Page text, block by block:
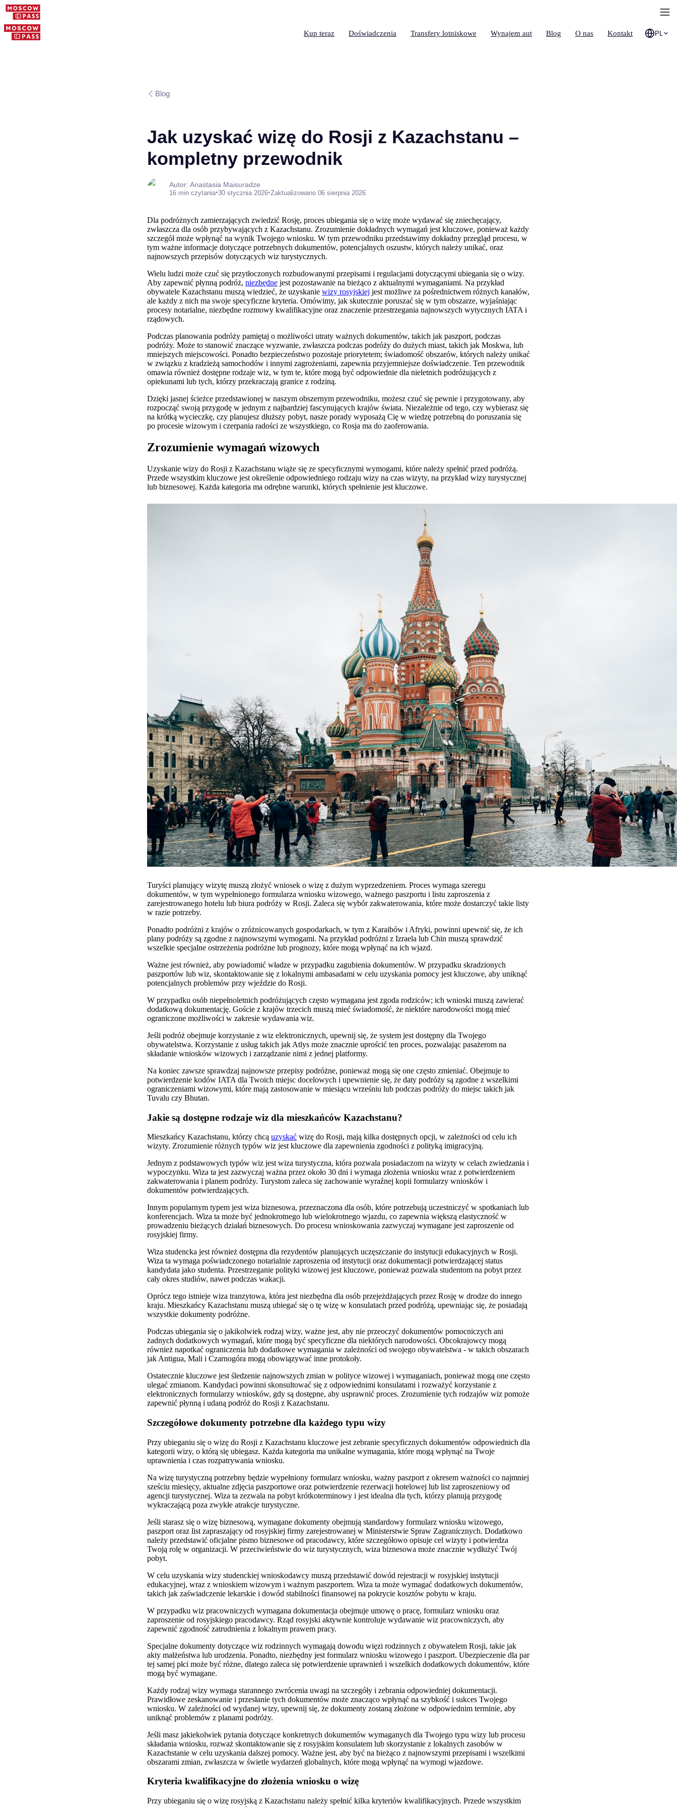
Kup teraz Doświadczenia Transfery lotniskowe Wynajem aut Blog O nas Kontakt PL
Blog
Jak uzyskać wizę do Rosji z Kazachstanu –
kompletny przewodnik
Autor: Anastasia Maisuradze
16 min czytania•30 stycznia 2026•Zaktualizowano 06 sierpnia 2026
Dla podróżnych zamierzających zwiedzić Rosję, proces ubiegania się o wizę może wydawać się zniechęcający,
zwłaszcza dla osób przybywających z Kazachstanu. Zrozumienie dokładnych wymagań jest kluczowe, ponieważ każdy
szczegół może wpłynąć na wynik Twojego wniosku. W tym przewodniku przedstawimy dokładny przegląd procesu, w
tym ważne informacje dotyczące potrzebnych dokumentów, potencjalnych oszustw, których należy unikać, oraz
najnowszych przepisów dotyczących wiz turystycznych.
Wielu ludzi może czuć się przytłoczonych rozbudowanymi przepisami i regulacjami dotyczącymi ubiegania się o wizy.
Aby zapewnić płynną podróż, niezbędne jest pozostawanie na bieżąco z aktualnymi wymaganiami. Na przykład
obywatele Kazachstanu muszą wiedzieć, że uzyskanie wizy rosyjskiej jest możliwe za pośrednictwem różnych kanałów,
ale każdy z nich ma swoje specyficzne kryteria. Omówimy, jak skutecznie poruszać się w tym obszarze, wyjaśniając
procesy notarialne, niezbędne rozmowy kwalifikacyjne oraz znaczenie przestrzegania najnowszych wytycznych IATA i
rządowych.
Podczas planowania podróży pamiętaj o możliwości utraty ważnych dokumentów, takich jak paszport, podczas
podróży. Może to stanowić znaczące wyzwanie, zwłaszcza podczas podróży do dużych miast, takich jak Moskwa, lub
mniejszych miejscowości. Ponadto bezpieczeństwo pozostaje priorytetem; świadomość obszarów, których należy unikać
w związku z kradzieżą samochodów i innymi zagrożeniami, zapewnia przyjemniejsze doświadczenie. Ten przewodnik
omawia również dostępne rodzaje wiz, w tym te, które mogą być odpowiednie dla nieletnich podróżujących z
opiekunami lub tych, którzy przekraczają granice z rodziną.
Dzięki jasnej ścieżce przedstawionej w naszym obszernym przewodniku, możesz czuć się pewnie i przygotowany, aby
rozpocząć swoją przygodę w jednym z najbardziej fascynujących krajów świata. Niezależnie od tego, czy wybierasz się
na krótką wycieczkę, czy planujesz dłuższy pobyt, nasze porady wyposażą Cię w wiedzę potrzebną do poruszania się
po procesie wizowym i czerpania radości ze wszystkiego, co Rosja ma do zaoferowania.
Zrozumienie wymagań wizowych
Uzyskanie wizy do Rosji z Kazachstanu wiąże się ze specyficznymi wymogami, które należy spełnić przed podróżą.
Przede wszystkim kluczowe jest określenie odpowiedniego rodzaju wizy na czas wizyty, na przykład wizy turystycznej
lub biznesowej. Każda kategoria ma odrębne warunki, których spełnienie jest kluczowe.
Turyści planujący wizytę muszą złożyć wniosek o wizę z dużym wyprzedzeniem. Proces wymaga szeregu
dokumentów, w tym wypełnionego formularza wniosku wizowego, ważnego paszportu i listu zaproszenia z
zarejestrowanego hotelu lub biura podróży w Rosji. Zaleca się wybór zakwaterowania, które może dostarczyć takie listy
w razie potrzeby.
Ponadto podróżni z krajów o zróżnicowanych gospodarkach, w tym z Karaibów i Afryki, powinni upewnić się, że ich
plany podróży są zgodne z najnowszymi wymogami. Na przykład podróżni z Izraela lub Chin muszą sprawdzić
wszelkie specjalne ostrzeżenia podróżne lub prognozy, które mogą wpłynąć na ich wjazd.
Ważne jest również, aby powiadomić władze w przypadku zagubienia dokumentów. W przypadku skradzionych
paszportów lub wiz, skontaktowanie się z lokalnymi ambasadami w celu uzyskania pomocy jest kluczowe, aby uniknąć
potencjalnych problemów przy wjeździe do Rosji.
W przypadku osób niepełnoletnich podróżujących często wymagana jest zgoda rodziców; ich wnioski muszą zawierać
dodatkową dokumentację. Goście z krajów trzecich muszą mieć świadomość, że niektóre narodowości mogą mieć
ograniczone możliwości w zakresie wydawania wiz.
Jeśli podróż obejmuje korzystanie z wiz elektronicznych, upewnij się, że system jest dostępny dla Twojego
obywatelstwa. Korzystanie z usług takich jak Atlys może znacznie uprościć ten proces, pozwalając pasażerom na
składanie wniosków wizowych i zarządzanie nimi z jednej platformy.
Na koniec zawsze sprawdzaj najnowsze przepisy podróżne, ponieważ mogą się one często zmieniać. Obejmuje to
potwierdzenie kodów IATA dla Twoich miejsc docelowych i upewnienie się, że daty podróży są zgodne z wszelkimi
ograniczeniami wizowymi, które mają zastosowanie w miesiącu wrześniu lub podczas podróży do miejsc takich jak
Tuvalu czy Bhutan.
Jakie są dostępne rodzaje wiz dla mieszkańców Kazachstanu?
Mieszkańcy Kazachstanu, którzy chcą uzyskać wizę do Rosji, mają kilka dostępnych opcji, w zależności od celu ich
wizyty. Zrozumienie różnych typów wiz jest kluczowe dla zapewnienia zgodności z polityką imigracyjną.
Jednym z podstawowych typów wiz jest wiza turystyczna, która pozwala posiadaczom na wizyty w celach zwiedzania i
wypoczynku. Wiza ta jest zazwyczaj ważna przez około 30 dni i wymaga złożenia wniosku wraz z potwierdzeniem
zakwaterowania i planem podróży. Turystom zaleca się zachowanie wyraźnej kopii formularzy wniosków i
dokumentów potwierdzających.
Innym popularnym typem jest wiza biznesowa, przeznaczona dla osób, które potrzebują uczestniczyć w spotkaniach lub
konferencjach. Wiza ta może być jednokrotnego lub wielokrotnego wjazdu, co zapewnia większą elastyczność w
prowadzeniu bieżących działań biznesowych. Do procesu wnioskowania zazwyczaj wymagane jest zaproszenie od
rosyjskiej firmy.
Wiza studencka jest również dostępna dla rezydentów planujących uczęszczanie do instytucji edukacyjnych w Rosji.
Wiza ta wymaga poświadczonego notarialnie zaproszenia od instytucji oraz dokumentacji potwierdzającej status
kandydata jako studenta. Przestrzeganie polityki wizowej jest kluczowe, ponieważ pozwala studentom na pobyt przez
cały okres studiów, nawet podczas wakacji.
Oprócz tego istnieje wiza tranzytowa, która jest niezbędna dla osób przejeżdżających przez Rosję w drodze do innego
kraju. Mieszkańcy Kazachstanu muszą ubiegać się o tę wizę w konsulatach przed podróżą, upewniając się, że posiadają
wszystkie dokumenty podróżne.
Podczas ubiegania się o jakikolwiek rodzaj wizy, ważne jest, aby nie przeoczyć dokumentów pomocniczych ani
żadnych dodatkowych wymagań, które mogą być specyficzne dla niektórych narodowości. Obcokrajowcy mogą
również napotkać ograniczenia lub dodatkowe wymagania w zależności od swojego obywatelstwa - w takich obszarach
jak Antigua, Mali i Czarnogóra mogą obowiązywać inne protokoły.
Ostatecznie kluczowe jest śledzenie najnowszych zmian w polityce wizowej i wymaganiach, ponieważ mogą one często
ulegać zmianom. Kandydaci powinni skonsultować się z odpowiednimi konsulatami i rozważyć korzystanie z
elektronicznych formularzy wniosków, gdy są dostępne, aby usprawnić proces. Zrozumienie tych rodzajów wiz pomoże
zapewnić płynną i udaną podróż do Rosji z Kazachstanu.
Szczegółowe dokumenty potrzebne dla każdego typu wizy
Przy ubieganiu się o wizę do Rosji z Kazachstanu kluczowe jest zebranie specyficznych dokumentów odpowiednich dla
kategorii wizy, o którą się ubiegasz. Każda kategoria ma unikalne wymagania, które mogą wpłynąć na Twoje
uprawnienia i czas rozpatrywania wniosku.
Na wizę turystyczną potrzebny będzie wypełniony formularz wniosku, ważny paszport z okresem ważności co najmniej
sześciu miesięcy, aktualne zdjęcia paszportowe oraz potwierdzenie rezerwacji hotelowej lub list zaproszeniowy od
agencji turystycznej. Wiza ta zezwala na pobyt krótkoterminowy i jest idealna dla tych, którzy planują przygodę
wykraczającą poza zwykłe atrakcje turystyczne.
Jeśli starasz się o wizę biznesową, wymagane dokumenty obejmują standardowy formularz wniosku wizowego,
paszport oraz list zapraszający od rosyjskiej firmy zarejestrowanej w Ministerstwie Spraw Zagranicznych. Dodatkowo
należy przedstawić oficjalne pismo biznesowe od pracodawcy, które szczegółowo opisuje cel wizyty i potwierdza
Twoją rolę w organizacji. W przeciwieństwie do wiz turystycznych, wiza biznesowa może znacznie wydłużyć Twój
pobyt.
W celu uzyskania wizy studenckiej wnioskodawcy muszą przedstawić dowód rejestracji w rosyjskiej instytucji
edukacyjnej, wraz z wnioskiem wizowym i ważnym paszportem. Wiza ta może wymagać dodatkowych dokumentów,
takich jak zaświadczenie lekarskie i dowód stabilności finansowej na pokrycie kosztów pobytu w kraju.
W przypadku wiz pracowniczych wymagana dokumentacja obejmuje umowę o pracę, formularz wniosku oraz
zaproszenie od rosyjskiego pracodawcy. Rząd rosyjski aktywnie kontroluje wydawanie wiz pracowniczych, aby
zapewnić zgodność zatrudnienia z lokalnym prawem pracy.
Specjalne dokumenty dotyczące wiz rodzinnych wymagają dowodu więzi rodzinnych z obywatelem Rosji, takie jak
akty małżeństwa lub urodzenia. Ponadto, niezbędny jest formularz wniosku wizowego i paszport. Ubezpieczenie dla par
tej samej płci może być różne, dlatego zaleca się potwierdzenie uprawnień i wszelkich dodatkowych dokumentów, które
mogą być wymagane.
Każdy rodzaj wizy wymaga starannego zwrócenia uwagi na szczegóły i zebrania odpowiedniej dokumentacji.
Prawidłowe zeskanowanie i przesłanie tych dokumentów może znacząco wpłynąć na szybkość i sukces Twojego
wniosku. W zależności od wydanej wizy, upewnij się, że dokumenty zostaną złożone w odpowiednim terminie, aby
uniknąć problemów z planami podróży.
Jeśli masz jakiekolwiek pytania dotyczące konkretnych dokumentów wymaganych dla Twojego typu wizy lub procesu
składania wniosku, rozważ skontaktowanie się z rosyjskim konsulatem lub skorzystanie z lokalnych zasobów w
Kazachstanie w celu uzyskania dalszej pomocy. Ważne jest, aby być na bieżąco z najnowszymi przepisami i wszelkimi
obszarami zmian, zwłaszcza w świetle wydarzeń globalnych, które mogą wpłynąć na wymogi wjazdowe.
Kryteria kwalifikacyjne do złożenia wniosku o wizę
Przy ubieganiu się o wizę rosyjską z Kazachstanu należy spełnić kilka kryteriów kwalifikacyjnych. Przede wszystkim